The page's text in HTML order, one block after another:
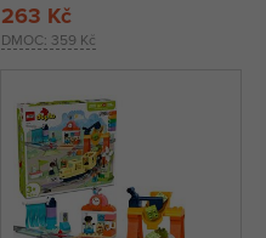
DMOC: 359 Kč
263 Kč